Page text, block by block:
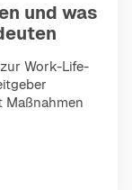
und was
Work-Life-
Maßnahmen